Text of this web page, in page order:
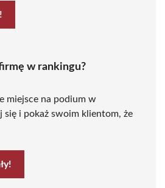
w rankingu?
miejsce na podium w
się i pokaż swoim klientom, że